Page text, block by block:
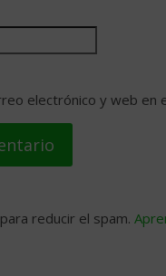
electrónico y web
reducir el spam.